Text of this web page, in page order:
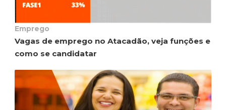
Emprego
Vagas de emprego no Atacadão, veja funções e
como se candidatar